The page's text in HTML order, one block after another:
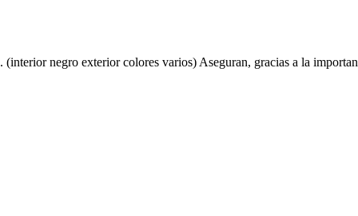
negro exterior colores varios) Aseguran, gracias a la